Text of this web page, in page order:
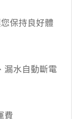
保持良好體
漏水自動斷電
費